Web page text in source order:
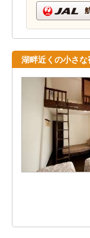
湖畔近くの小さ